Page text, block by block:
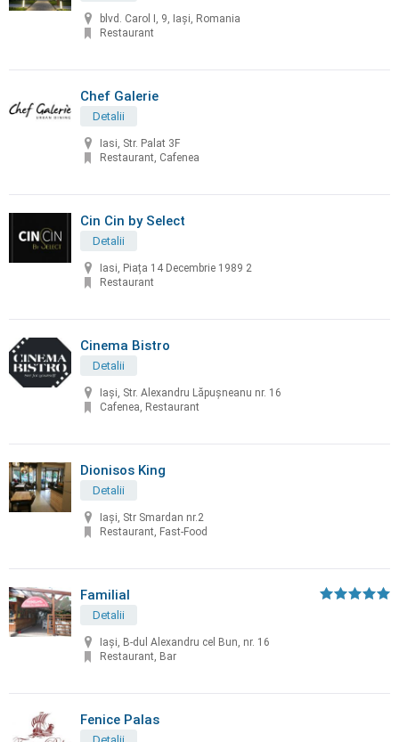
blvd. Carol I, 9, Iași, Romania
Restaurant
Chef Galerie
Detalii
Iasi, Str. Palat 3F
Restaurant, Cafenea
Cin Cin by Select
Detalii
Iasi, Piața 14 Decembrie 1989 2
Restaurant
Cinema Bistro
Detalii
Iași, Str. Alexandru Lăpușneanu nr. 16
Cafenea, Restaurant
Dionisos King
Detalii
Iași, Str Smardan nr.2
Restaurant, Fast-Food
Familial
Detalii
Iași, B-dul Alexandru cel Bun, nr. 16
Restaurant, Bar
Fenice Palas